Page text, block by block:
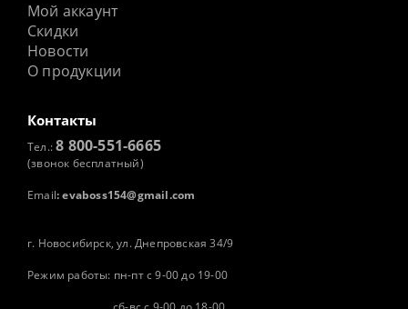
Мой аккаунт
Скидки
Новости
О продукции
Контакты
Тел.:8 800-551-6665
(звонок бесплатный)
Email: evaboss154@gmail.com
г. Новосибирск, ул. Днепровская 34/9
Режим работы: пн-пт с 9-00 до 19-00